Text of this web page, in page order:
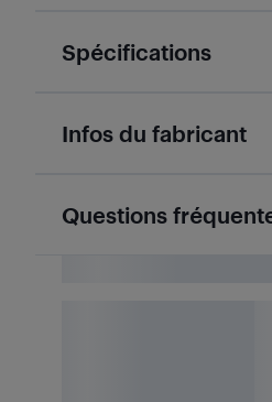
Spécifications
Infos du fabricant
Questions